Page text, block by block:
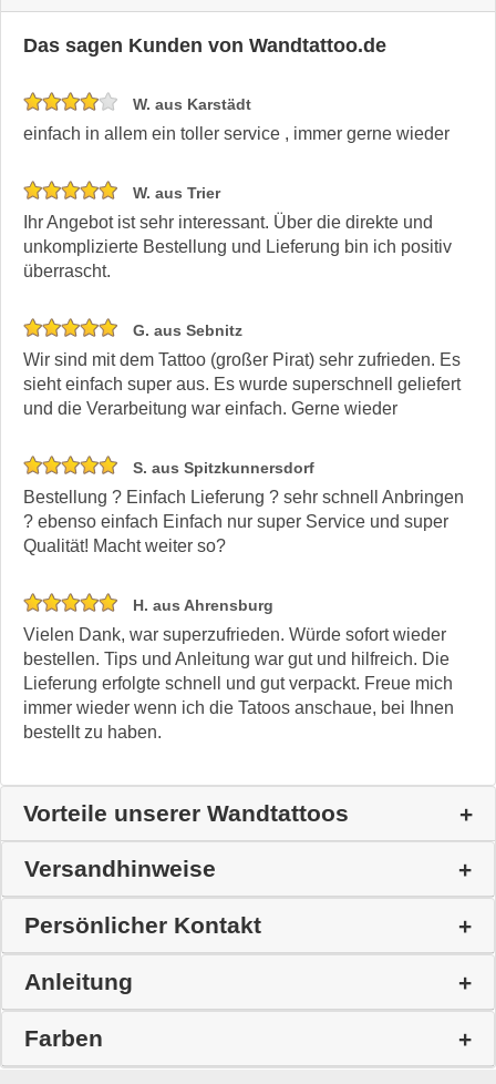
Das sagen Kunden von Wandtattoo.de
W. aus Karstädt
einfach in allem ein toller service , immer gerne wieder
W. aus Trier
Ihr Angebot ist sehr interessant. Über die direkte und
unkomplizierte Bestellung und Lieferung bin ich positiv
überrascht.
G. aus Sebnitz
Wir sind mit dem Tattoo (großer Pirat) sehr zufrieden. Es
sieht einfach super aus. Es wurde superschnell geliefert
und die Verarbeitung war einfach. Gerne wieder
S. aus Spitzkunnersdorf
Bestellung ? Einfach Lieferung ? sehr schnell Anbringen
? ebenso einfach Einfach nur super Service und super
Qualität! Macht weiter so?
H. aus Ahrensburg
Vielen Dank, war superzufrieden. Würde sofort wieder
bestellen. Tips und Anleitung war gut und hilfreich. Die
Lieferung erfolgte schnell und gut verpackt. Freue mich
immer wieder wenn ich die Tatoos anschaue, bei Ihnen
bestellt zu haben.
Vorteile unserer Wandtattoos
Versandhinweise
Persönlicher Kontakt
Anleitung
Farben